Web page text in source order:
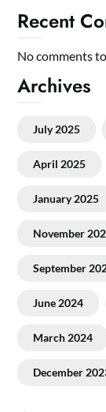
Recent
No comments
Archives
July 2025
April 2025
January 2025
November
September
June 2024
March 2024
December